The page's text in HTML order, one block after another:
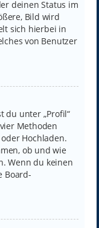
deinen Status im
Bild wird
sich hierbei in
von Benutzer
du unter „Profil“
Methoden
Hochladen.
ob und wie
Wenn du keinen
Board-